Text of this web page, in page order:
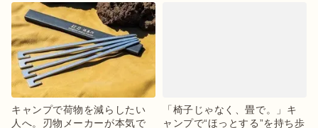
キャンプで荷物を減らしたい
人へ。刃物メーカーが本気で
「椅子じゃなく、畳で。」キ
ャンプで“ほっとする”を持ち歩